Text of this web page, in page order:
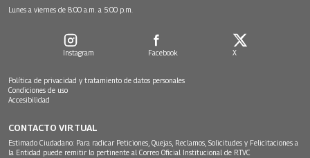
Lunes a viernes de 8:00 a.m. a 5:00 p.m.
Instagram Facebook X
Política de privacidad y tratamiento de datos personales
Condiciones de uso
Accesibilidad
CONTACTO VIRTUAL
Estimado Ciudadano: Para radicar Peticiones, Quejas, Reclamos, Solicitudes y Felicitaciones a
la Entidad puede remitir lo pertinente al Correo Oficial Institucional de RTVC